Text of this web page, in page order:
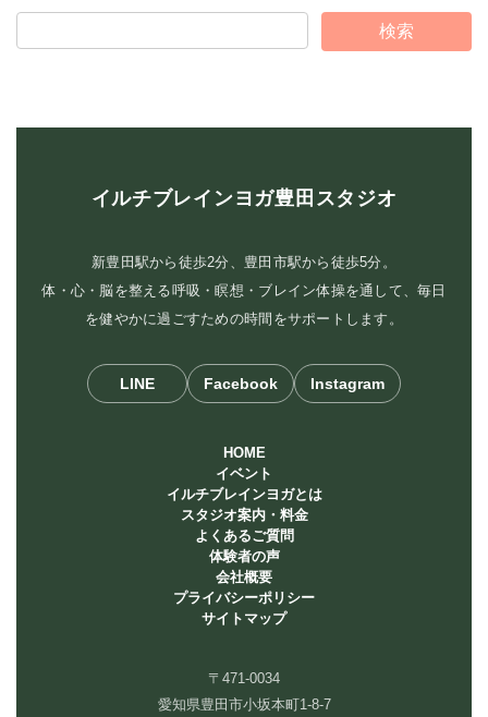
イルチブレインヨガ豊田スタジオ
新豊田駅から徒歩2分、豊田市駅から徒歩5分。
体・心・脳を整える呼吸・瞑想・ブレイン体操を通して、毎日
を健やかに過ごすための時間をサポートします。
LINE Facebook Instagram
HOME
イベント
イルチブレインヨガとは
スタジオ案内・料金
よくあるご質問
体験者の声
会社概要
プライバシーポリシー
サイトマップ
〒471-0034
愛知県豊田市小坂本町1-8-7